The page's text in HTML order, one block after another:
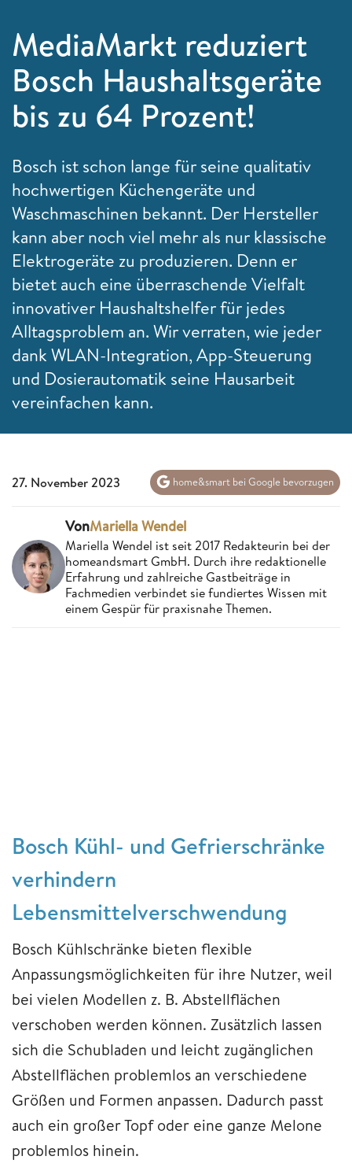
MediaMarkt reduziert
Bosch Haushaltsgeräte
bis zu 64 Prozent!
Bosch ist schon lange für seine qualitativ
hochwertigen Küchengeräte und
Waschmaschinen bekannt. Der Hersteller
kann aber noch viel mehr als nur klassische
Elektrogeräte zu produzieren. Denn er
bietet auch eine überraschende Vielfalt
innovativer Haushaltshelfer für jedes
Alltagsproblem an. Wir verraten, wie jeder
dank WLAN-Integration, App-Steuerung
und Dosierautomatik seine Hausarbeit
vereinfachen kann.
27. November 2023 home&smart bei Google bevorzugen
VonMariella Wendel
Mariella Wendel ist seit 2017 Redakteurin bei der
homeandsmart GmbH. Durch ihre redaktionelle
Erfahrung und zahlreiche Gastbeiträge in
Fachmedien verbindet sie fundiertes Wissen mit
einem Gespür für praxisnahe Themen.
Bosch Kühl- und Gefrierschränke
verhindern
Lebensmittelverschwendung
Bosch Kühlschränke bieten flexible
Anpassungsmöglichkeiten für ihre Nutzer, weil
bei vielen Modellen z. B. Abstellflächen
verschoben werden können. Zusätzlich lassen
sich die Schubladen und leicht zugänglichen
Abstellflächen problemlos an verschiedene
Größen und Formen anpassen. Dadurch passt
auch ein großer Topf oder eine ganze Melone
problemlos hinein.